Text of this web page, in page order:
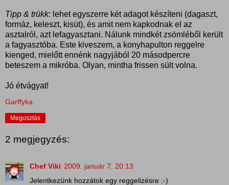
Tipp & trükk: lehet egyszerre két adagot készíteni (dagaszt,
formáz, keleszt, kisüt), és amit nem kapkodnak el az
asztalról, azt lefagyasztani. Nálunk mindkét zsömléből került
a fagyasztóba. Este kiveszem, a konyhapulton reggelre
kienged, mielőtt ennénk nagyjából 20 másodpercre
beteszem a mikróba. Olyan, mintha frissen sült volna.
Jó étvágyat!
Garffyka
Megosztás
2 megjegyzés:
Chef Viki 2009. január 7. 20:13
Jelentkezünk hozzátok egy reggelizésre :-)